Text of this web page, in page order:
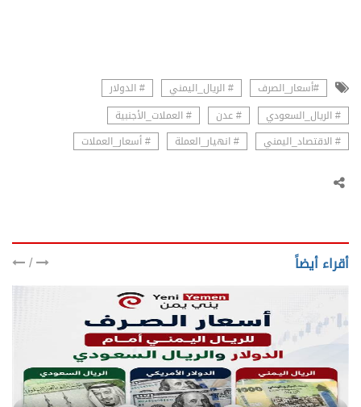
#أسعار_الصرف # الريال_اليمني
# الدولار
# الريال_السعودي
# عدن
# العملات_الأجنبية
# الاقتصاد_اليمني
# انهيار_العملة # أسعار_العملات
أقراء أيضاً /